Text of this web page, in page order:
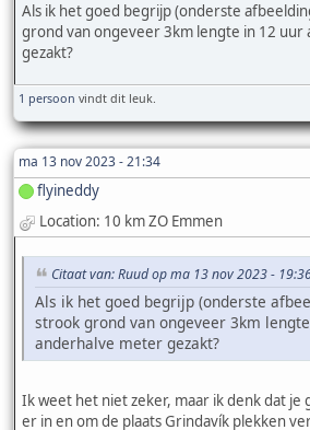
Als ik het goed begrijp (onderste
grond van ongeveer 3km lengte in 12
gezakt?
1 persoon vindt dit leuk.
ma 13 nov 2023 - 21:34
flyineddy
Location: 10 km ZO Emmen
Citaat van: Ruud op ma 13 nov 2023 -
Als ik het goed begrijp (onderste
strook grond van ongeveer 3km
anderhalve meter gezakt?
Ik weet het niet zeker, maar ik denk dat je
er in en om de plaats Grindavík plekken